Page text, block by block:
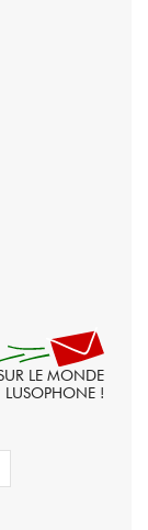
LE MONDE
LUSOPHONE !